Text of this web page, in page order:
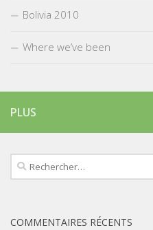
Bolivia 2010
Where we’ve been
PLUS
Rechercher :
COMMENTAIRES RÉCENTS